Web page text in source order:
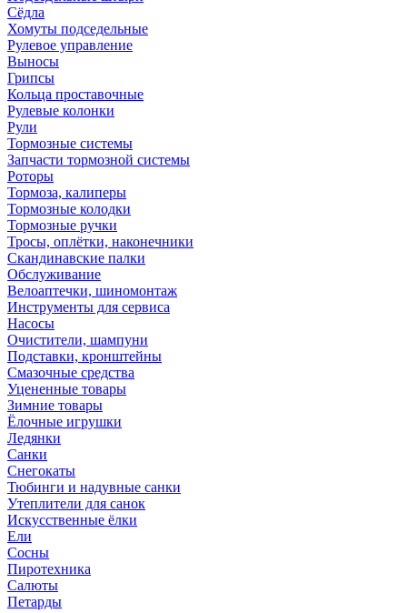
Сёдла
Хомуты подседельные
Рулевое управление
Выносы
Грипсы
Кольца проставочные
Рулевые колонки
Рули
Тормозные системы
Запчасти тормозной системы
Роторы
Тормоза, калиперы
Тормозные колодки
Тормозные ручки
Тросы, оплётки, наконечники
Скандинавские палки
Обслуживание
Велоаптечки, шиномонтаж
Инструменты для сервиса
Насосы
Очистители, шампуни
Подставки, кронштейны
Смазочные средства
Уцененные товары
Зимние товары
Ёлочные игрушки
Ледянки
Санки
Снегокаты
Тюбинги и надувные санки
Утеплители для санок
Искусственные ёлки
Ели
Сосны
Пиротехника
Салюты
Петарды